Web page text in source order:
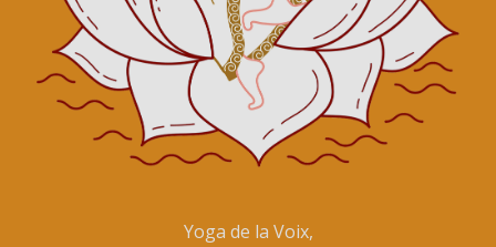
Yoga de la Voix,